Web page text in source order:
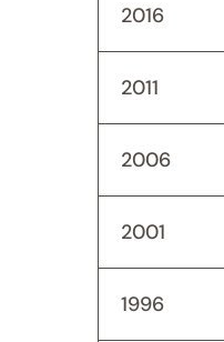
2016
2011
2006
2001
1996